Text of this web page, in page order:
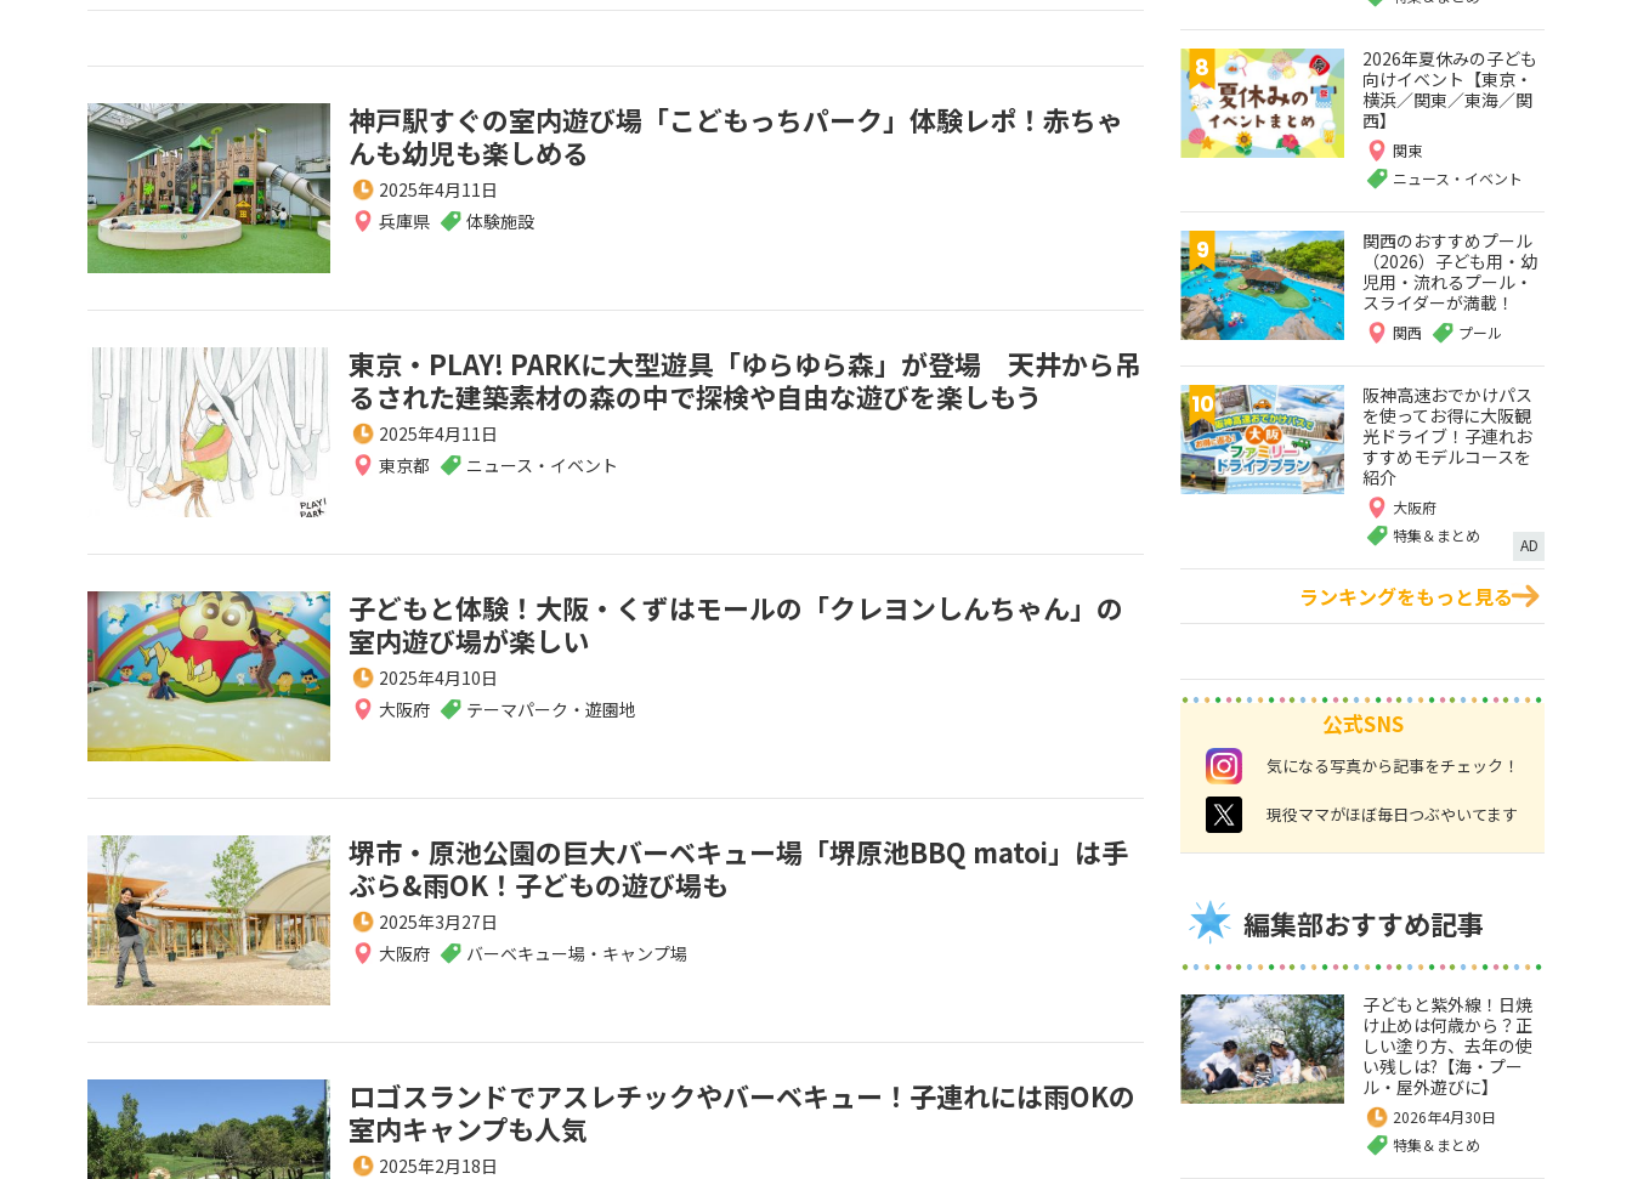
神戸駅すぐの室内遊び場「こどもっちパーク」体験レポ！赤ちゃ
んも幼児も楽しめる
2025年4月11日
兵庫県
体験施設
東京・PLAY! PARKに大型遊具「ゆらゆら森」が登場 天井から吊
るされた建築素材の森の中で探検や自由な遊びを楽しもう
2025年4月11日
東京都
ニュース・イベント
子どもと体験！大阪・くずはモールの「クレヨンしんちゃん」の
室内遊び場が楽しい
2025年4月10日
大阪府
テーマパーク・遊園地
堺市・原池公園の巨大バーベキュー場「堺原池BBQ matoi」は手
ぶら&雨OK！子どもの遊び場も
2025年3月27日
大阪府
バーベキュー場・キャンプ場
ロゴスランドでアスレチックやバーベキュー！子連れには雨OKの
室内キャンプも人気
2025年2月18日
2026年夏休みの子ども
向けイベント【東京・
横浜／関東／東海／関
西】
関東
ニュース・イベント
関西のおすすめプール
（2026）子ども用・幼
児用・流れるプール・
スライダーが満載！
関西 プール
阪神高速おでかけパス
を使ってお得に大阪観
光ドライブ！子連れお
すすめモデルコースを
紹介
大阪府
特集＆まとめ
AD
ランキングをもっと見る
公式SNS
instagram 気になる写真から記事をチェック！
twitter 現役ママがほぼ毎日つぶやいてます
編集部おすすめ記事
子どもと紫外線！日焼
け止めは何歳から？正
しい塗り方、去年の使
い残しは?【海・プー
ル・屋外遊びに】
2026年4月30日
特集＆まとめ